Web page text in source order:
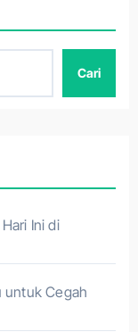
Cari
Ini di
untuk Cegah